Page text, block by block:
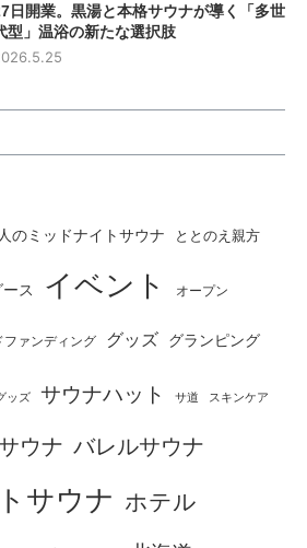
日開業。黒湯と本格サウナが導く「多世
型」温浴の新たな選択肢
のミッドナイトサウナ ととのえ親方
ス イベント オープン
ファンディング グッズ グランピング
ッズ サウナハット サ道 スキンケア
ウナ バレルサウナ
サウナ ホテル